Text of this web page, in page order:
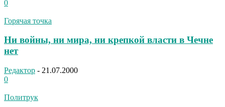
0
Горячая точка
Ни войны, ни мира, ни крепкой власти в Чечне
нет
Редактор - 21.07.2000
0
Политрук